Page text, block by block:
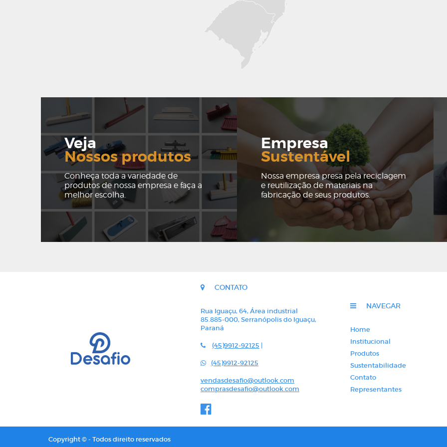
Veja
Nossos produtos
Conheça toda a variedade de
produtos de nossa empresa e faça a
melhor escolha.
Empresa
Sustentável
Nossa empresa presa pela reciclagem
e reutilização de materiais na
fabricação de seus produtos.
CONTATO
Rua Iguaçu, 64, Área industrial
85.885-000, Serranópolis do Iguaçu,
Paraná
(45)9912-92125 |
(45)9912-92125
vendasdesafio@outlook.com
comprasdesafio@outlook.com
NAVEGAR
Home
Institucional
Produtos
Sustentabilidade
Contato
Representantes
Copyright © - Todos direito reservados